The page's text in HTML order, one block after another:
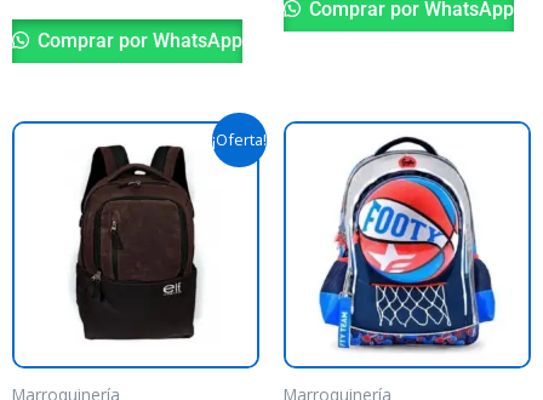
Comprar por WhatsApp
Comprar por WhatsApp
¡Oferta!
Marroquinería
Original
price
was:
$ 76.900,00.
Current
price
Marroquinería